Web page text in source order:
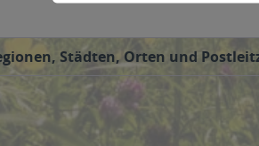
Städten, Orten und